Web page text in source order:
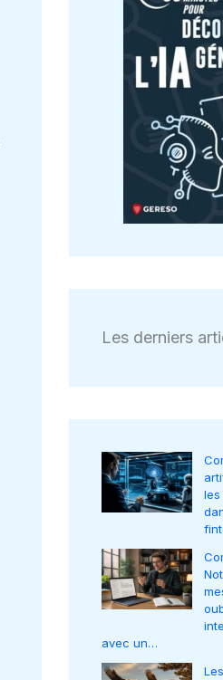
Les derniers
les
avec un…